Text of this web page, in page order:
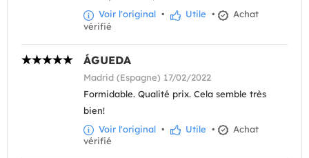
Voir l'original • Utile •
Achat
vérifié
ÁGUEDA
Madrid (Espagne) 17/02/2022
Formidable. Qualité prix. Cela semble très
bien!
Voir l'original • Utile •
Achat
vérifié